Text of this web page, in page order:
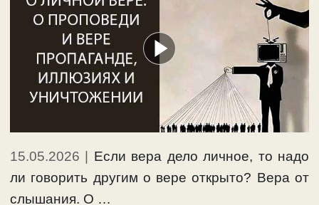
15.05.2026 | Если вера дело личное, то надо
ли говорить другим о вере открыто? Вера от
слышания. О …